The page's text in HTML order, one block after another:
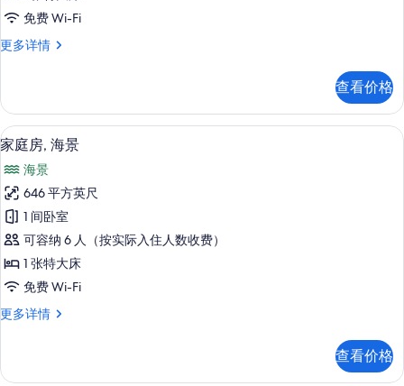
所
照
免费 Wi-Fi
更多详情
家
多
信
息
查看价格
显
示
家
庭
房,
海
景
所
照
6
家庭房, 海景
海景
646 平方英尺
1 间卧室
可容纳 6 人（按实际入住人数收费）
1 张特大床
免费 Wi-Fi
更多详情
家
景
查看价格